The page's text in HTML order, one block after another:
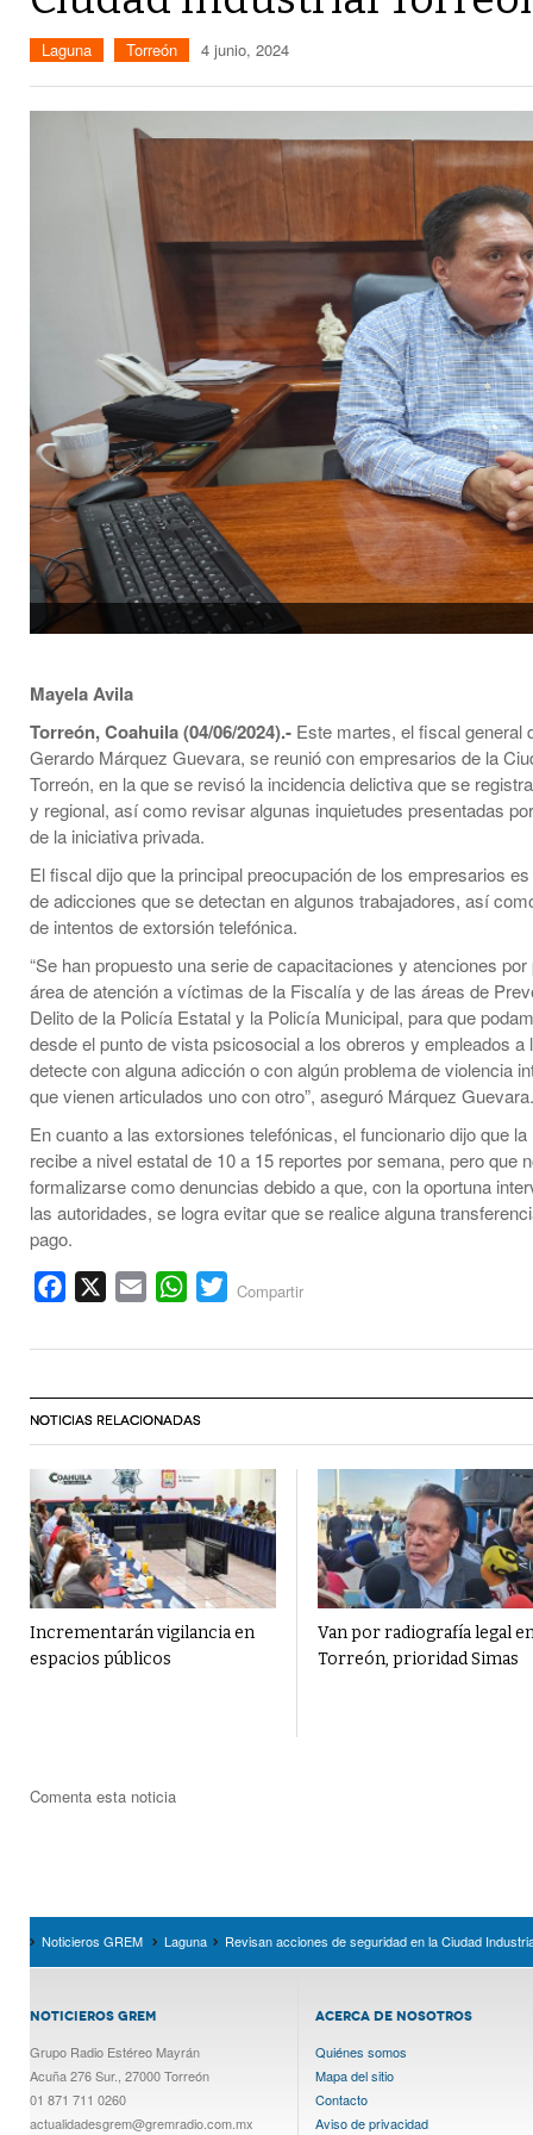
Laguna Torreón 4 junio, 2024
Mayela Avila
Torreón, Coahuila (04/06/2024).- Este martes, el fiscal general
Gerardo Márquez Guevara, se reunió con empresarios de la
Torreón, en la que se revisó la incidencia delictiva que se
y regional, así como revisar algunas inquietudes presentadas
de la iniciativa privada.
El fiscal dijo que la principal preocupación de los empresarios
de adicciones que se detectan en algunos trabajadores, así
de intentos de extorsión telefónica.
“Se han propuesto una serie de capacitaciones y atenciones por
área de atención a víctimas de la Fiscalía y de las áreas de
Delito de la Policía Estatal y la Policía Municipal, para que
desde el punto de vista psicosocial a los obreros y empleados a
detecte con alguna adicción o con algún problema de violencia
que vienen articulados uno con otro”, aseguró Márquez Guevara.
En cuanto a las extorsiones telefónicas, el funcionario dijo que
recibe a nivel estatal de 10 a 15 reportes por semana, pero que
formalizarse como denuncias debido a que, con la oportuna
las autoridades, se logra evitar que se realice alguna
pago.
Facebook Email WhatsApp
Twitter
Compartir
NOTICIAS RELACIONADAS
Incrementarán vigilancia en
espacios públicos
Van por radiografía legal
Torreón, prioridad Simas
Comenta esta noticia
Noticieros GREM Laguna Revisan acciones de seguridad en la Ciudad
NOTICIEROS GREM
Grupo Radio Estéreo Mayrán
Acuña 276 Sur., 27000 Torreón
01 871 711 0260
actualidadesgrem@gremradio.com.mx
ACERCA DE NOSOTROS
Quiénes somos
Mapa del sitio
Contacto
Aviso de privacidad